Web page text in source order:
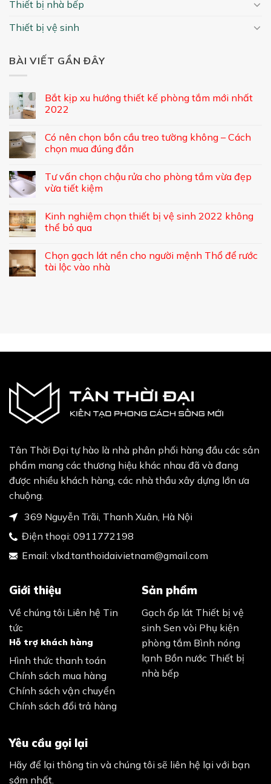
Thiết bị nhà bếp
Thiết bị vệ sinh
BÀI VIẾT GẦN ĐÂY
Bắt kịp xu hướng thiết kế phòng tắm mới nhất
2022
Có nên chọn bồn cầu treo tường không – Cách
chọn mua đúng đắn
Tư vấn chọn chậu rửa cho phòng tắm vừa đẹp
vừa tiết kiệm
Kinh nghiệm chọn thiết bị vệ sinh 2022 không
thể bỏ qua
Chọn gạch lát nền cho người mệnh Thổ để rước
tài lộc vào nhà
Tân Thời Đại tự hào là nhà phân phối hàng đầu các sản
phẩm mang các thương hiệu khác nhau đã và đang
được nhiều khách hàng, các nhà thầu xây dựng lớn ưa
chuộng.
369 Nguyễn Trãi, Thanh Xuân, Hà Nội
Điện thoại: 0911772198
Email: vlxd.tanthoidaivietnam@gmail.com
Giới thiệu
Về chúng tôi Liên hệ Tin
tức
Hỗ trợ khách hàng
Hình thức thanh toán
Chính sách mua hàng
Chính sách vận chuyển
Chính sách đổi trả hàng
Sản phẩm
Gạch ốp lát Thiết bị vệ
sinh Sen vòi Phụ kiện
phòng tắm Bình nóng
lạnh Bồn nước Thiết bị
nhà bếp
Yêu cầu gọi lại
Hãy để lại thông tin và chúng tôi sẽ liên hệ lại với bạn
sớm nhất.